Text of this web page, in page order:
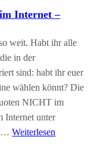
Internet –
weit. Habt ihr alle
in der
sind: habt ihr euer
wählen könnt? Die
NICHT im
Internet unter
Weiterlesen